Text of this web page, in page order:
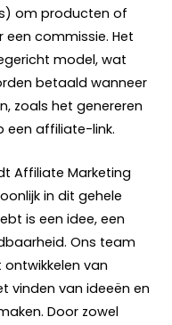
om producten of
commissie. Het
model, wat
betaald wanneer
zoals het genereren
een affiliate-link.
Affiliate Marketing
in dit gehele
is een idee, een
Ons team
van
vinden van ideeën en
Door zowel